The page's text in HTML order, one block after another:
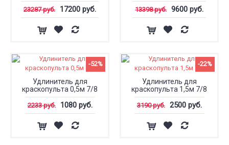
23287 руб. 17200 руб. 13398 руб. 9600 руб.
-52%
Удлинитель для
краскопульта 0,5м 7/8
2233 руб. 1080 руб.
-22%
Удлинитель для
краскопульта 1,5м 7/8
3190 руб. 2500 руб.